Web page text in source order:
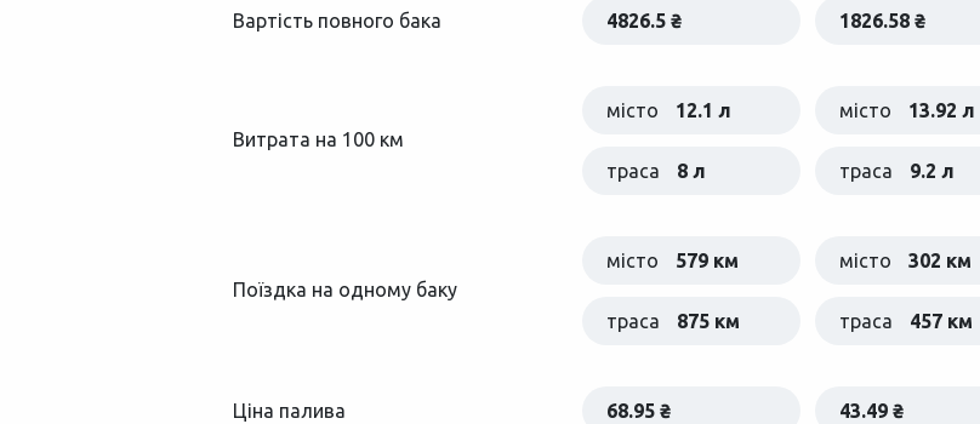
Вартість повного бака 4826.5 ₴ 1826.58 ₴
Витрата на 100 км
місто 12.1 л місто 13.92 л
траса 8 л траса 9.2 л
Поїздка на одному баку
місто 579 км місто 302 км
траса 875 км траса 457 км
Ціна палива 68.95 ₴ 43.49 ₴